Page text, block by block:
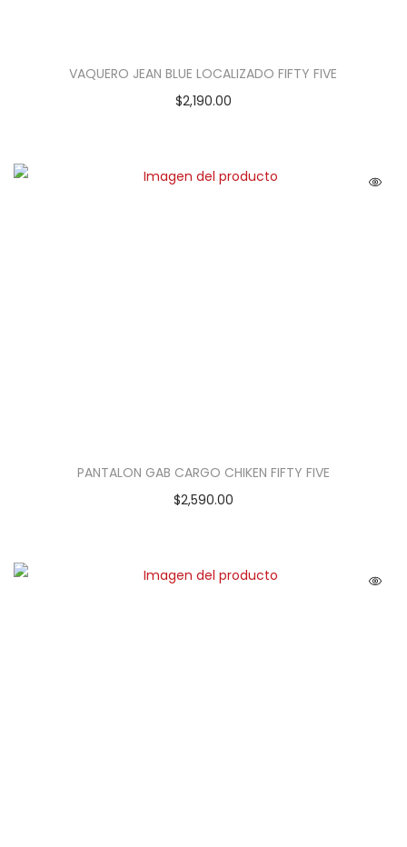
VAQUERO JEAN BLUE LOCALIZADO FIFTY FIVE
$2,190.00
PANTALON GAB CARGO CHIKEN FIFTY FIVE
$2,590.00